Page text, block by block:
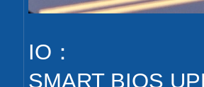
IO：
SMART BIOS